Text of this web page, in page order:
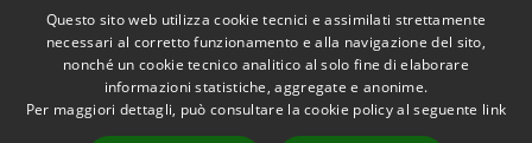
Accessibilità
Copyright © 2026 • Comune di
Chignolo Po • Powered by
Questo sito web utilizza cookie tecnici e assimilati strettamente
necessari al corretto funzionamento e alla navigazione del sito,
nonché un cookie tecnico analitico al solo fine di elaborare
informazioni statistiche, aggregate e anonime.
Per maggiori dettagli, può consultare la cookie policy al seguente link